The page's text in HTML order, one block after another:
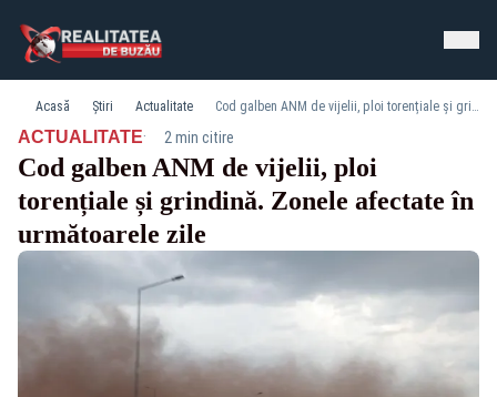
Acasă Știri Actualitate Cod galben ANM de vijelii, ploi torențiale și grindină. Zonele afectate în următoarele zile
ACTUALITATE· 2 min citire
Cod galben ANM de vijelii, ploi
torențiale și grindină. Zonele afectate în
următoarele zile